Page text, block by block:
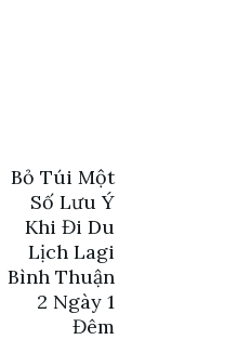
Bỏ Túi Một
Số Lưu Ý
Khi Đi Du
Lịch Lagi
Bình Thuận
2 Ngày 1
Đêm